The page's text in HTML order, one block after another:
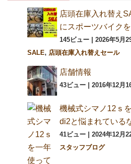
店頭在庫入れ替え
にスポーツバイク
145ビュー 2026年5月
SALE, 店頭在庫入れ替えセール
店舗情報
43ビュー 2016年12月
機械式シマノ12ｓ
di2と悩まれている
41ビュー | 2024年12月
スタッフブログ